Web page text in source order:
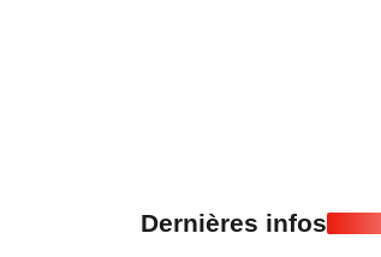
Dernières infos